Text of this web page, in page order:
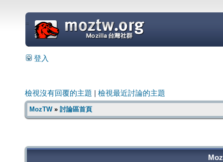
=
登入
檢視沒有回覆的主題 檢視最近討論的主題
MozTW» 討論區首頁